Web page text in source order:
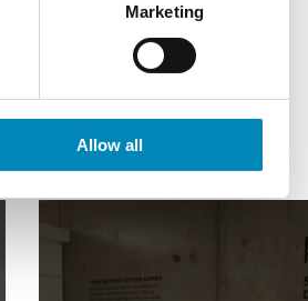
Marketing
Allow all